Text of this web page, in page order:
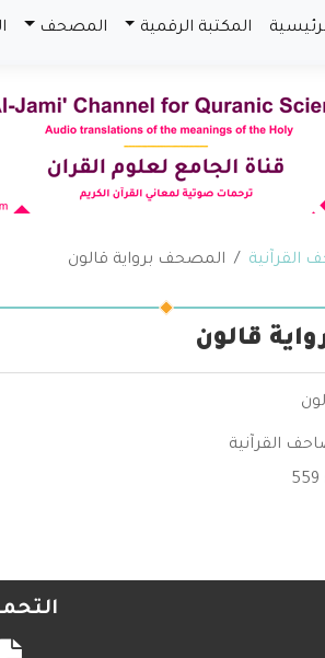
المكتبة الرقمية المصحف
القرآنية المصحف برواية قالون
قالون
القرآنية
559